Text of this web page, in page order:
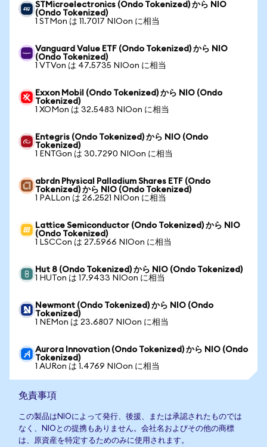
STMicroelectronics (Ondo Tokenized) から NIO
(Ondo Tokenized)
1 STMon は 11.7017 NIOon に相当
Vanguard Value ETF (Ondo Tokenized) から NIO
(Ondo Tokenized)
1 VTVon は 47.5735 NIOon に相当
Exxon Mobil (Ondo Tokenized) から NIO (Ondo
Tokenized)
1 XOMon は 32.5483 NIOon に相当
Entegris (Ondo Tokenized) から NIO (Ondo
Tokenized)
1 ENTGon は 30.7290 NIOon に相当
abrdn Physical Palladium Shares ETF (Ondo
Tokenized) から NIO (Ondo Tokenized)
1 PALLon は 26.2521 NIOon に相当
Lattice Semiconductor (Ondo Tokenized) から NIO
(Ondo Tokenized)
1 LSCCon は 27.5966 NIOon に相当
Hut 8 (Ondo Tokenized) から NIO (Ondo Tokenized)
1 HUTon は 17.9433 NIOon に相当
Newmont (Ondo Tokenized) から NIO (Ondo
Tokenized)
1 NEMon は 23.6807 NIOon に相当
Aurora Innovation (Ondo Tokenized) から NIO (Ondo
Tokenized)
1 AURon は 1.4769 NIOon に相当
免責事項
この製品はNIOによって発行、後援、または承認されたものでは
なく、NIOとの提携もありません。会社名およびその他の商標
は、原資産を特定するためのみに使用されます。